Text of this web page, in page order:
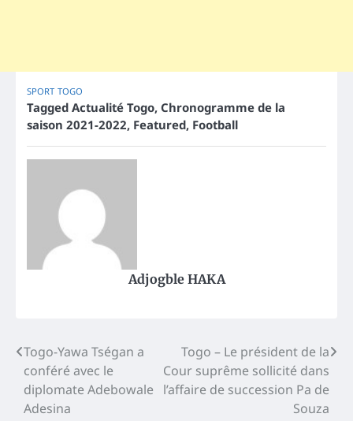
SPORT TOGO
Tagged Actualité Togo, Chronogramme de la
saison 2021-2022, Featured, Football
Adjogble HAKA
Post
navigation
Togo-Yawa Tségan a
conféré avec le
diplomate Adebowale
Adesina
Togo – Le président de la
Cour suprême sollicité dans
l’affaire de succession Pa de
Souza